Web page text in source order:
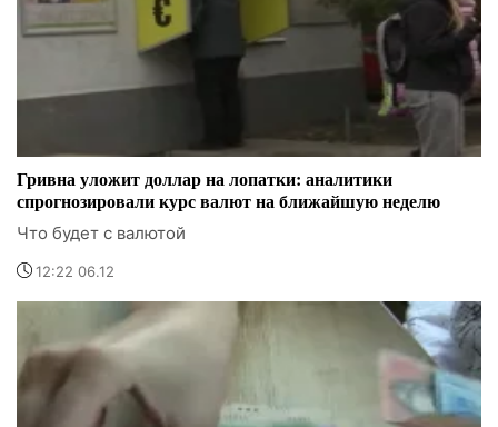
Гривна уложит доллар на лопатки: аналитики
спрогнозировали курс валют на ближайшую неделю
Что будет с валютой
12:22 06.12